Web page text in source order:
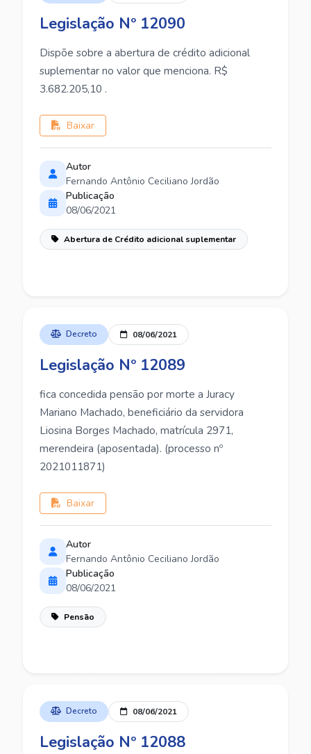
Legislação Nº 12090
Dispõe sobre a abertura de crédito adicional
suplementar no valor que menciona. R$
3.682.205,10 .
Baixar
Autor
Fernando Antônio Ceciliano Jordão
Publicação
08/06/2021
Abertura de Crédito adicional suplementar
Decreto 08/06/2021
Legislação Nº 12089
fica concedida pensão por morte a Juracy
Mariano Machado, beneficiário da servidora
Liosina Borges Machado, matrícula 2971,
merendeira (aposentada). (processo nº
2021011871)
Baixar
Autor
Fernando Antônio Ceciliano Jordão
Publicação
08/06/2021
Pensão
Decreto 08/06/2021
Legislação Nº 12088